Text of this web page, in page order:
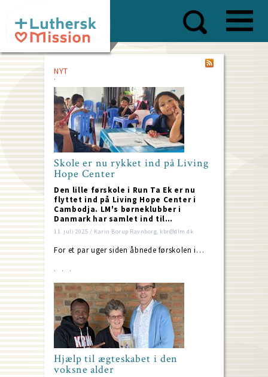
main
content
NYT
Skole er nu rykket ind på Living
Hope Center
Den lille førskole i Run Ta Ek er nu
flyttet ind på Living Hope Center i
Cambodja. LM's børneklubber i
Danmark har samlet ind til…
11. juli 2025 / Karin Borup Ravnborg, kbr@dlm.dk
For et par uger siden åbnede førskolen i…
Hjælp til ægteskabet i den
voksne alder